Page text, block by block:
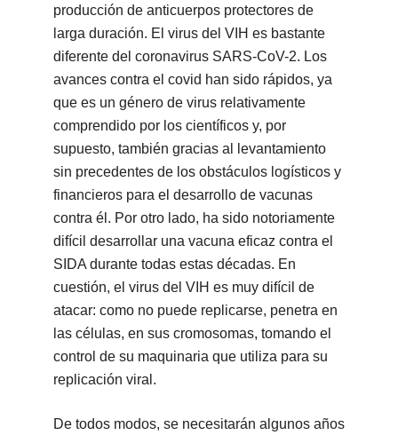
producción de anticuerpos protectores de
larga duración. El virus del VIH es bastante
diferente del coronavirus SARS-CoV-2. Los
avances contra el covid han sido rápidos, ya
que es un género de virus relativamente
comprendido por los científicos y, por
supuesto, también gracias al levantamiento
sin precedentes de los obstáculos logísticos y
financieros para el desarrollo de vacunas
contra él. Por otro lado, ha sido notoriamente
difícil desarrollar una vacuna eficaz contra el
SIDA durante todas estas décadas. En
cuestión, el virus del VIH es muy difícil de
atacar: como no puede replicarse, penetra en
las células, en sus cromosomas, tomando el
control de su maquinaria que utiliza para su
replicación viral.
De todos modos, se necesitarán algunos años